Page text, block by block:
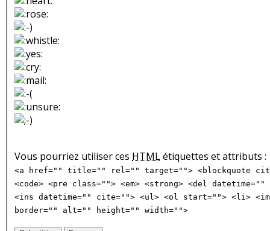
Vous pourriez utiliser ces HTMLétiquettes et attributs :
<a href="" title="" rel="" target=""> <blockquote
<code> <pre class=""> <em> <strong> <del
<ins datetime="" cite=""> <ul> <ol start=""> <li>
border="" alt="" height="" width="">